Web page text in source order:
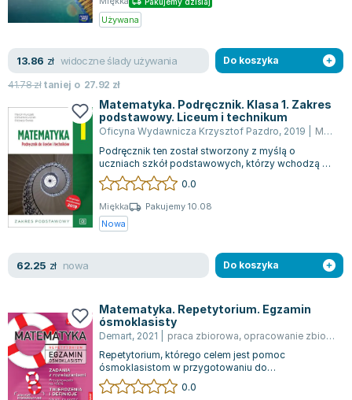
Używana
13.86 zł widoczne ślady używania
41.78złtaniej o 27.92 zł
Do koszyka
Matematyka. Podręcznik. Klasa 1. Zakres
podstawowy. Liceum i technikum
Oficyna Wydawnicza Krzysztof Pazdro, 2019
Marcin Kurczab
Podręcznik ten został stworzony z myślą o
uczniach szkół podstawowych, którzy wchodzą na
kolejny etap edukacji, jakim są 4-letnie...
0.0
Miękka
Pakujemy 10.08
Nowa
62.25 zł nowa Do koszyka
Matematyka. Repetytorium. Egzamin
ósmoklasisty
Demart, 2021 praca zbiorowa, opracowanie zbiorowe
Repetytorium, którego celem jest pomoc
ósmoklasistom w przygotowaniu do
obowiązkowego egzaminu z matematyki na
zakończenie szkoły...
0.0